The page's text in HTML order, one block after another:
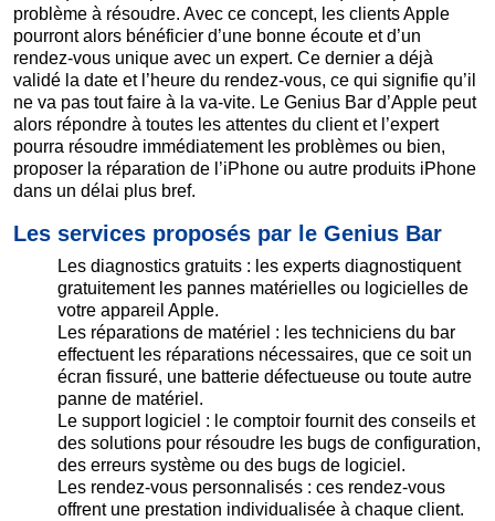
problème à résoudre. Avec ce concept, les clients Apple
pourront alors bénéficier d’une bonne écoute et d’un
rendez-vous unique avec un expert. Ce dernier a déjà
validé la date et l’heure du rendez-vous, ce qui signifie qu’il
ne va pas tout faire à la va-vite. Le Genius Bar d’Apple peut
alors répondre à toutes les attentes du client et l’expert
pourra résoudre immédiatement les problèmes ou bien,
proposer la réparation de l’iPhone ou autre produits iPhone
dans un délai plus bref.
Les services proposés par le Genius Bar
Les diagnostics gratuits : les experts diagnostiquent
gratuitement les pannes matérielles ou logicielles de
votre appareil Apple.
Les réparations de matériel : les techniciens du bar
effectuent les réparations nécessaires, que ce soit un
écran fissuré, une batterie défectueuse ou toute autre
panne de matériel.
Le support logiciel : le comptoir fournit des conseils et
des solutions pour résoudre les bugs de configuration,
des erreurs système ou des bugs de logiciel.
Les rendez-vous personnalisés : ces rendez-vous
offrent une prestation individualisée à chaque client.